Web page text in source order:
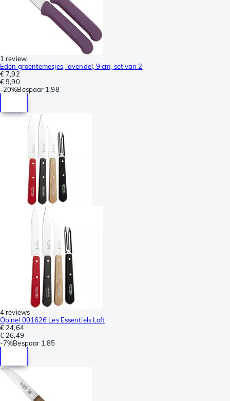
1 review
Eden groentemesjes, lavendel, 9 cm, set van 2
€ 7,92
€ 9,90
-20%Bespaar 1,98
4 reviews
Opinel 001626 Les Essentiels Loft
€ 24,64
€ 26,49
-7%Bespaar 1,85